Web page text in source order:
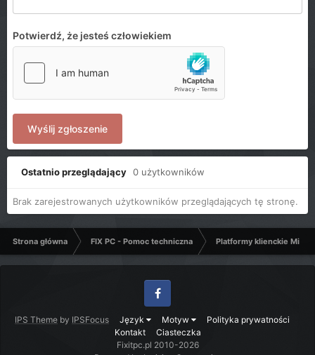
Potwierdź, że jesteś człowiekiem
Wyślij zgłoszenie
Ostatnio przeglądający 0 użytkowników
Brak zarejestrowanych użytkowników przeglądających tę stronę.
Strona główna FIX PC - Pomoc techniczna Platformy klienckie
IPS Theme by IPSFocus Język Motyw
Polityka prywatności
Kontakt
Ciasteczka
Facebook
Fixitpc.pl 2010-2026